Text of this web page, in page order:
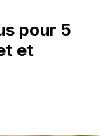
pour 5
et